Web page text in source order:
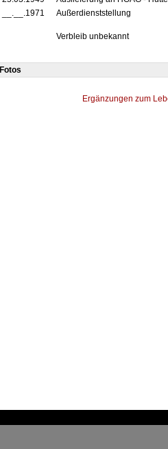
__.__.1971
Außerdienststellung
Verbleib unbekannt
Fotos
Ergänzungen zum